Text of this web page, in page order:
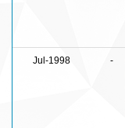
Jul-1998 -